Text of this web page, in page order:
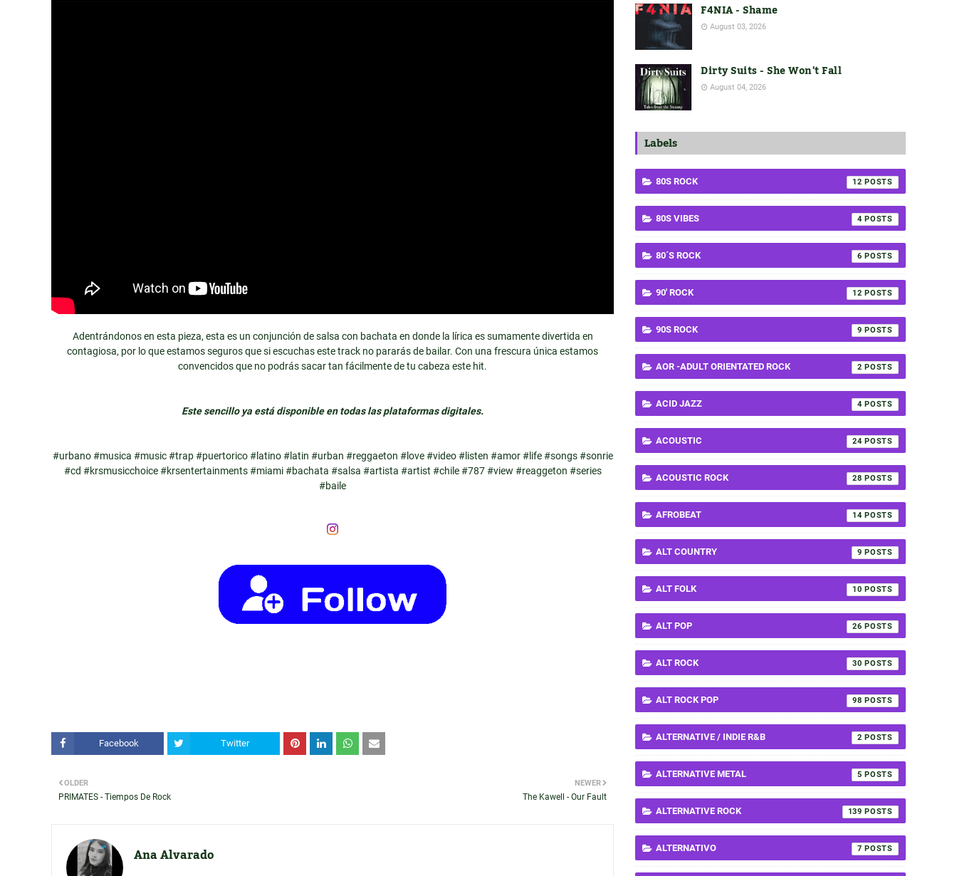
Adentrándonos en esta pieza, esta es un conjunción de salsa con bachata en donde la lírica es sumamente divertida en
contagiosa, por lo que estamos seguros que si escuchas este track no pararás de bailar. Con una frescura única estamos
convencidos que no podrás sacar tan fácilmente de tu cabeza este hit.
Este sencillo ya está disponible en todas las plataformas digitales.
#urbano #musica #music #trap #puertorico #latino #latin #urban #reggaeton #love #video #listen #amor #life #songs #sonrie
#cd #krsmusicchoice #krsentertainments #miami #bachata #salsa #artista #artist #chile #787 #view #reaggeton #series
#baile
Facebook Twitter
NEWER
The Kawell - Our Fault
OLDER
PRIMATES - Tiempos De Rock
Ana Alvarado
F4NIA - Shame
August 03, 2026
Dirty Suits - She Won't Fall
August 04, 2026
Labels
80S ROCK 12
80S VIBES 4
80´S ROCK 6
90' ROCK 12
90S ROCK 9
AOR -ADULT ORIENTATED ROCK 2
ACID JAZZ 4
ACOUSTIC 24
ACOUSTIC ROCK 28
AFROBEAT 14
ALT COUNTRY 9
ALT FOLK 10
ALT POP 26
ALT ROCK 30
ALT ROCK POP 98
ALTERNATIVE / INDIE R&B 2
ALTERNATIVE METAL 5
ALTERNATIVE ROCK 139
ALTERNATIVO 7